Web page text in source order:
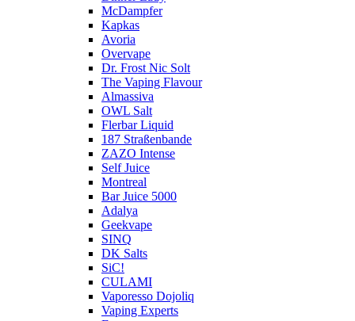
McDampfer
Kapkas
Avoria
Overvape
Dr. Frost Nic Solt
The Vaping Flavour
Almassiva
OWL Salt
Flerbar Liquid
187 Straßenbande
ZAZO Intense
Self Juice
Montreal
Bar Juice 5000
Adalya
Geekvape
SINQ
DK Salts
SiC!
CULAMI
Vaporesso Dojoliq
Vaping Experts